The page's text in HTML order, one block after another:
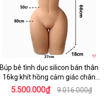
Búp bê tình dục silicon bán thân
16kg khít hồng cảm giác chân
thực mê hoặc
5.500.000₫ 9.016.000₫